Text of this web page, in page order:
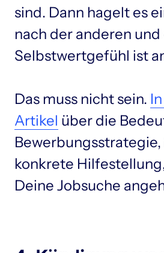
sind. Dann hagelt es
nach der anderen und
Selbstwertgefühl ist
Das muss nicht sein. In
Artikel über die
konkrete